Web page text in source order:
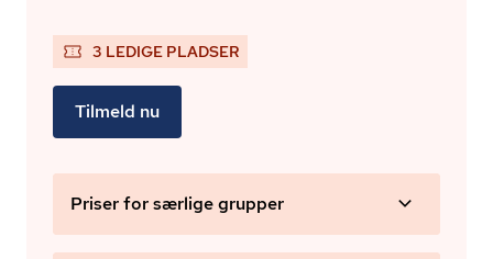
3 LEDIGE PLADSER
Tilmeld nu
Priser for særlige grupper